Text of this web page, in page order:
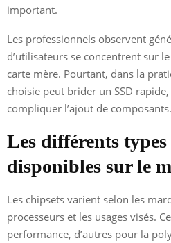
important.
Les professionnels observent
d’utilisateurs se concentrent sur
carte mère. Pourtant, dans la
choisie peut brider un SSD
compliquer l’ajout de composants.
Les différents types
disponibles sur le
Les chipsets varient selon les
processeurs et les usages visés.
performance, d’autres pour la